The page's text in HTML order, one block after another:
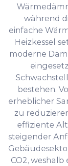
während
einfache
Heizkessel
moderne
bestehen.
erheblicher
zu
effiziente
steigender
CO2,